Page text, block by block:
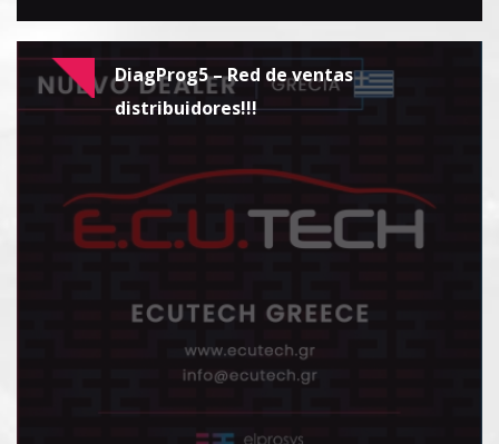
DiagProg5 – Red de ventas
distribuidores!!!